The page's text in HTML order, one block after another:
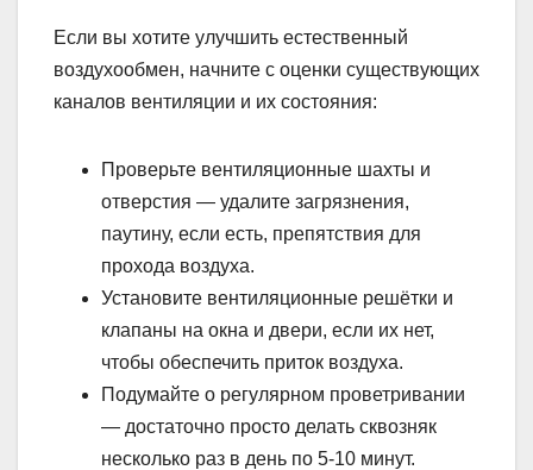
Если вы хотите улучшить естественный
воздухообмен, начните с оценки существующих
каналов вентиляции и их состояния:
Проверьте вентиляционные шахты и
отверстия — удалите загрязнения,
паутину, если есть, препятствия для
прохода воздуха.
Установите вентиляционные решётки и
клапаны на окна и двери, если их нет,
чтобы обеспечить приток воздуха.
Подумайте о регулярном проветривании
— достаточно просто делать сквозняк
несколько раз в день по 5-10 минут.